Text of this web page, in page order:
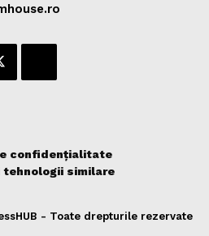
confidențialitate
tehnologii similare
- Toate drepturile rezervate